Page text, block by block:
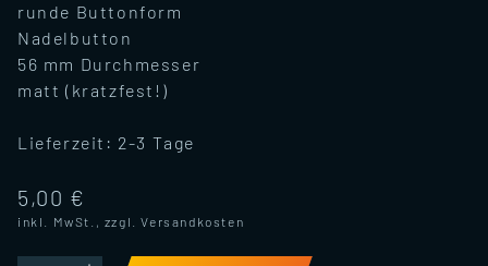
runde Buttonform
Nadelbutton
56 mm Durchmesser
matt (kratzfest!)
Lieferzeit: 2-3 Tage
5,00 €
inkl. MwSt., zzgl.Versandkosten